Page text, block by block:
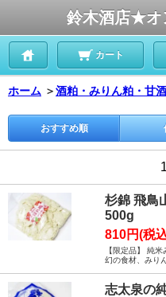
鈴木酒店★オ
カート
ホーム ＞酒粕・みりん粕・甘酒
おすすめ順
杉錦 飛鳥
500g
810円(税
【限定品】 純
幻の食材、みり
志太泉の